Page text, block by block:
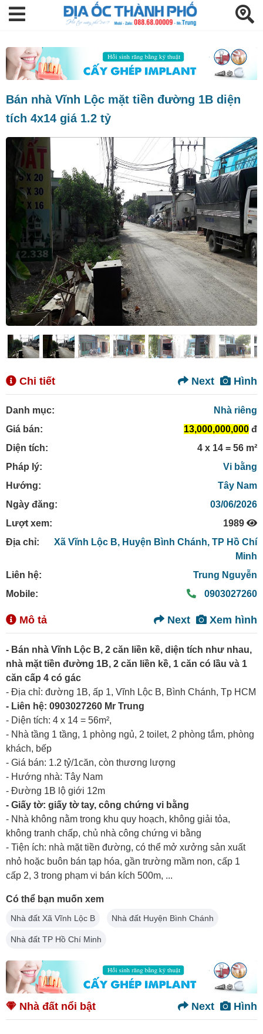
Bán nhà Vĩnh Lộc mặt tiền đường 1B diện
tích 4x14 giá 1.2 tỷ
Chi tiết Hình
Next
Danh mục:
Nhà riêng
Giá bán:
13,000,000,000 đ
Diện tích:
4 x 14 = 56 m²
Pháp lý:
Vi bằng
Hướng:
Tây Nam
Ngày đăng:
03/06/2026
Lượt xem:
1989
Địa chỉ:
Xã Vĩnh Lộc B, Huyện Bình Chánh, TP Hồ Chí
Minh
Liên hệ:
Trung Nguyễn
Mobile:
0903027260
Mô tả Xem hình
Next
- Bán nhà Vĩnh Lộc B, 2 căn liền kề, diện tích như nhau,
nhà mặt tiền đường 1B, 2 căn liền kề, 1 căn có lầu và 1
căn cấp 4 có gác
- Địa chỉ: đường 1B, ấp 1, Vĩnh Lộc B, Bình Chánh, Tp HCM
- Liên hệ: 0903027260 Mr Trung
- Diện tích: 4 x 14 = 56m²,
- Nhà tầng 1 tầng, 1 phòng ngủ, 2 toilet, 2 phòng tắm, phòng
khách, bếp
- Giá bán: 1.2 tỷ/1căn, còn thương lượng
- Hướng nhà: Tây Nam
- Đường 1B lộ giới 12m
- Giấy tờ: giấy tờ tay, công chứng vi bằng
- Nhà không nằm trong khu quy hoạch, không giải tỏa,
không tranh chấp, chủ nhà công chứng vi bằng
- Tiện ích: nhà mặt tiền đường, có thể mở xưởng sản xuất
nhỏ hoặc buôn bán tạp hóa, gần trường mầm non, cấp 1
cấp 2, 3 trong phạm vi bán kích 500m, ...
Có thể bạn muốn xem
Nhà đất Xã Vĩnh Lộc B Nhà đất Huyện Bình Chánh
Nhà đất TP Hồ Chí Minh
Nhà đất nổi bật Hình
Next